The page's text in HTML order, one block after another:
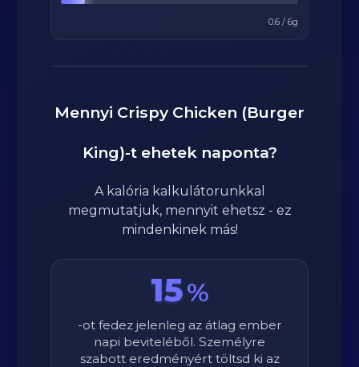
0.6/ 6g
Mennyi Crispy Chicken (Burger
King)-t ehetek naponta?
A kalória kalkulátorunkkal
megmutatjuk, mennyit ehetsz - ez
mindenkinek más!
15%
-ot fedez jelenleg az átlag ember
napi beviteléből. Személyre
szabott eredményért töltsd ki az